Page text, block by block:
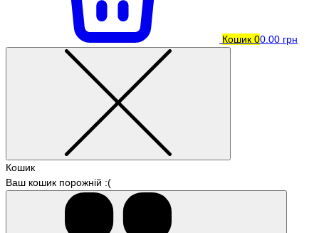
Кошик 00.00 грн
Кошик
Ваш кошик порожній :(